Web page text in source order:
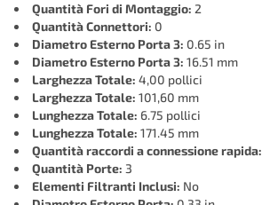
Quantità Fori di Montaggio: 2
Quantità Connettori: 0
Diametro Esterno Porta 3: 0.65 in
Diametro Esterno Porta 3: 16.51 mm
Larghezza Totale: 4,00 pollici
Larghezza Totale: 101,60 mm
Lunghezza Totale: 6.75 pollici
Lunghezza Totale: 171.45 mm
Quantità raccordi a connessione rapida:
Quantità Porte: 3
Elementi Filtranti Inclusi: No